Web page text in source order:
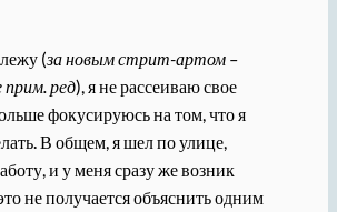
(за новым стрит-артом –
прим. ред), я не рассеиваю свое
фокусируюсь на том, что я
В общем, я шел по улице,
и у меня сразу же возник
не получается объяснить одним